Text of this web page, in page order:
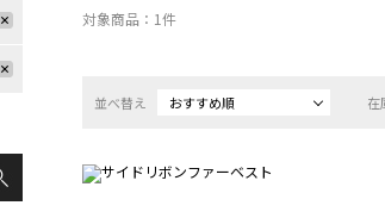
対象商品： 1件
並べ替え おすすめ順 在